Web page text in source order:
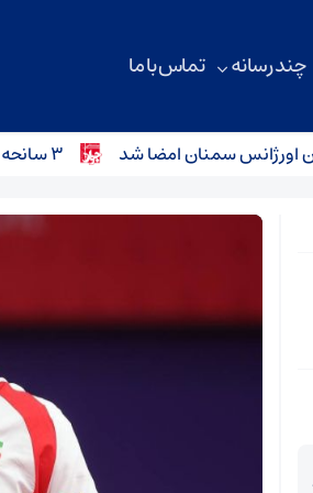
چند رسانه تماس با ما
۳ سانحه رانندگی در محورهای استان سمنان؛ کودک ۴ ساله جان باخت